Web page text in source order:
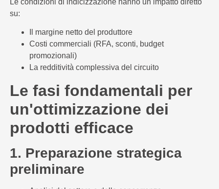
su:
Il margine netto del produttore
Costi commerciali (RFA, sconti, budget
promozionali)
La redditività complessiva del circuito
Le fasi fondamentali per
un'ottimizzazione dei
prodotti efficace
1. Preparazione strategica
preliminare